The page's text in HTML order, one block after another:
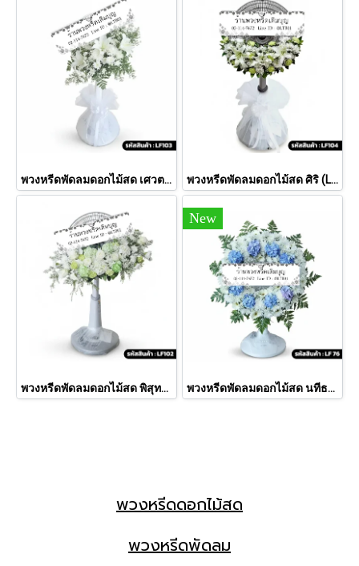
พวงหรีดพัดลมดอกไม้สด เศวต (LF103) พวงหรีดพัดลมดอกไม้สด ศิริ (LF104)
พวงหรีดพัดลมดอกไม้สด พิสุทธิ์ (LF102)
New
พวงหรีดพัดลมดอกไม้สด นทีธาร (LF76)
พวงหรีดดอกไม้สด
พวงหรีดพัดลม